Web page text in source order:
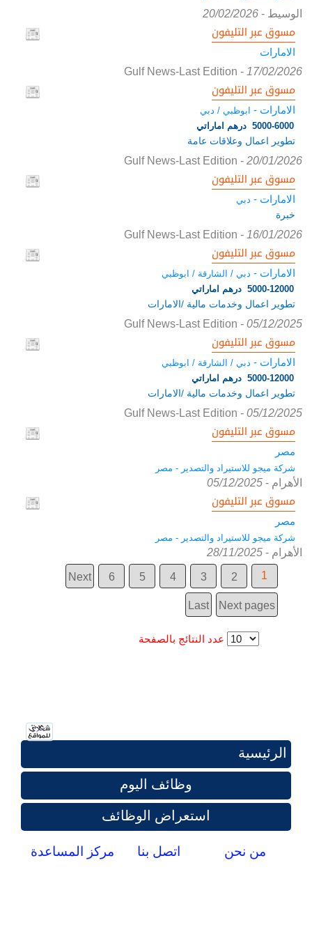
الوسيط -
20/02/2026
مسوق عبر التليفون
الامارات
Gulf News-Last Edition - 17/02/2026
مسوق عبر التليفون
الامارات - ابوظبي / دبي
5000-6000 درهم اماراتي
تطوير اعمال وعلاقات عامة
Gulf News-Last Edition - 20/01/2026
مسوق عبر التليفون
الامارات - دبي
خبرة
Gulf News-Last Edition - 16/01/2026
مسوق عبر التليفون
الامارات - دبي / الشارقة / ابوظبي
5000-12000 درهم اماراتي
تطوير اعمال وخدمات مالية /الامارات
Gulf News-Last Edition - 05/12/2025
مسوق عبر التليفون
الامارات - دبي / الشارقة / ابوظبي
5000-12000 درهم اماراتي
تطوير اعمال وخدمات مالية /الامارات
Gulf News-Last Edition - 05/12/2025
مسوق عبر التليفون
مصر
شركة ميجو للاستيراد والتصدير - مصر
الأهرام -
05/12/2025
مسوق عبر التليفون
مصر
شركة ميجو للاستيراد والتصدير - مصر
الأهرام -
28/11/2025
1
2
3
4
5
6
Next
Next pages
Last
عدد النتائج بالصفحة
الرئيسية
وظائف اليوم
استعراض الوظائف
من نحن اتصل بنا مركز المساعدة